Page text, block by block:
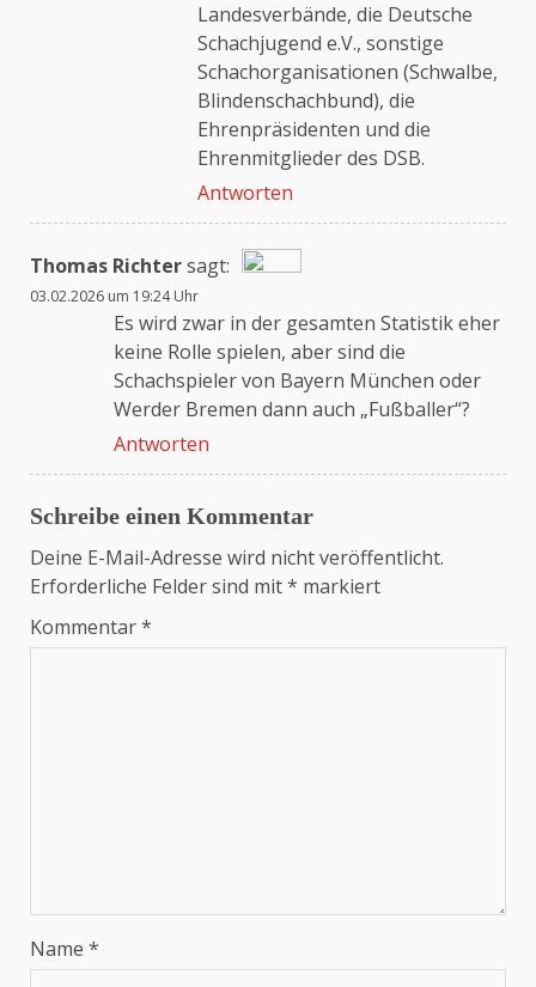
Landesverbände, die Deutsche
Schachjugend e.V., sonstige
Schachorganisationen (Schwalbe,
Blindenschachbund), die
Ehrenpräsidenten und die
Ehrenmitglieder des DSB.
Antworten
Thomas Richtersagt:
Das „Echte-Person“-Abzeichen!
Anti-Spam von CleanTalk
03.02.2026 um 19:24 Uhr
Es wird zwar in der gesamten Statistik eher
keine Rolle spielen, aber sind die
Schachspieler von Bayern München oder
Werder Bremen dann auch „Fußballer“?
Antworten
Schreibe einen Kommentar
Deine E-Mail-Adresse wird nicht veröffentlicht.
Erforderliche Felder sind mit* markiert
Kommentar*
Name *